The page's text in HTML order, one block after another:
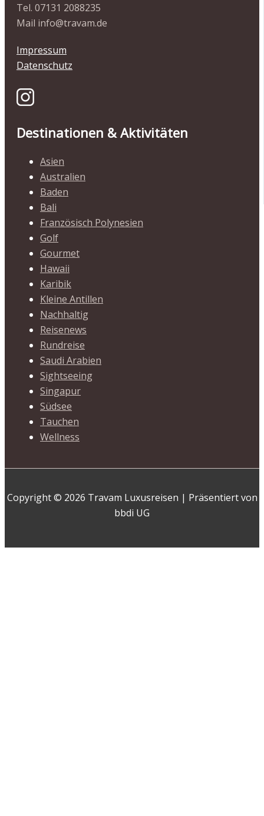
Tel. 07131 2088235
Mail info@travam.de
Impressum
Datenschutz
Destinationen & Aktivitäten
Asien
Australien
Baden
Bali
Französisch Polynesien
Golf
Gourmet
Hawaii
Karibik
Kleine Antillen
Nachhaltig
Reisenews
Rundreise
Saudi Arabien
Sightseeing
Singapur
Südsee
Tauchen
Wellness
Copyright © 2026 Travam Luxusreisen | Präsentiert von
bbdi UG